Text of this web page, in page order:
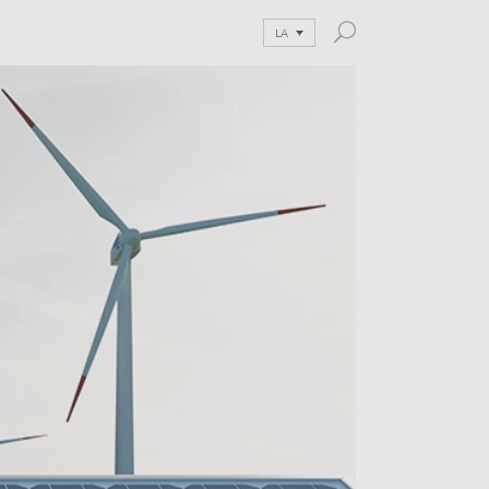
LA
Blog